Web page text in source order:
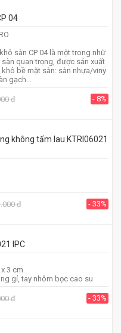
04
sàn CP 04 là một trong nhữ
quan trọng, được sản xuất
bề mặt sàn: sàn nhựa/viny
gạch…
đ - 8%
không tấm lau KTRI06021
đ - 33%
IPC
3 cm
gỉ, tay nhôm bọc cao su
đ - 33%